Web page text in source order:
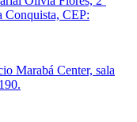
Conquista, CEP:
Marabá Center, sala